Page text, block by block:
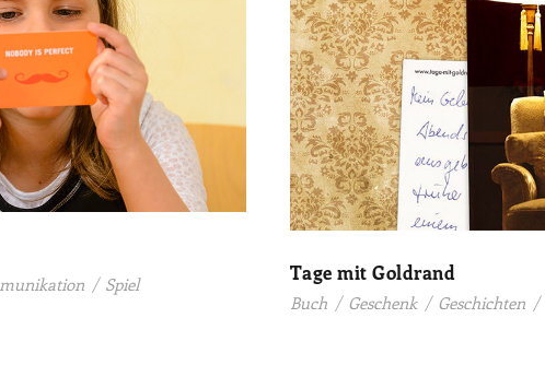
/ Spiel Tage mit Goldrand
Buch / Geschenk / Geschichten /